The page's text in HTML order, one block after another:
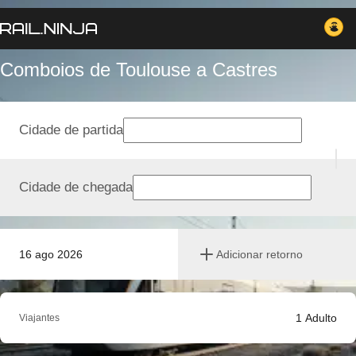
Comboios de Toulouse a Castres
16 ago 2026 Adicionar retorno
Cidade de partida
Cidade de chegada
Viajantes 1 Adulto